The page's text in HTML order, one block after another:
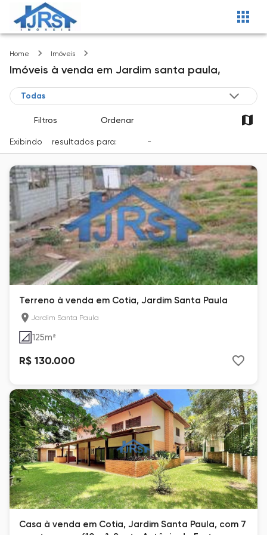
Home Imóveis
Imóveis à venda em Jardim santa paula,
Filtros Ordenar
Exibindo resultados para: -
Terreno à venda em Cotia, Jardim Santa Paula
Jardim Santa Paula
125m²
R$ 130.000
Casa à venda em Cotia, Jardim Santa Paula, com 7